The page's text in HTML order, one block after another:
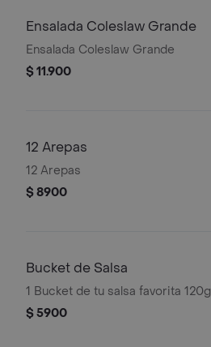
Ensalada Coleslaw Grande
Ensalada Coleslaw Grande
$ 11.900
12 Arepas
12 Arepas
$ 8900
Bucket de Salsa
1 Bucket de tu salsa favorita 120g
$ 5900